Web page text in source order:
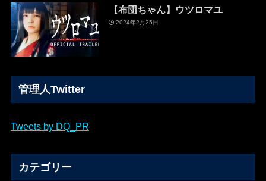
【布団ちゃん】ウツロマユ
2024年2月25日
管理人Twitter
Tweets by DQ_PR
カテゴリー